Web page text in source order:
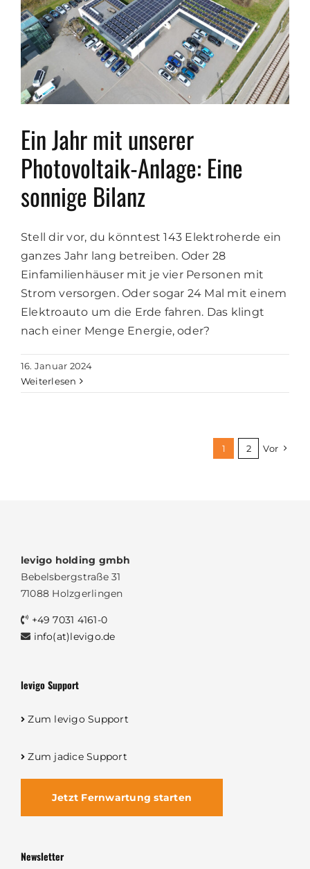
Ein Jahr mit unserer
Photovoltaik-Anlage: Eine
sonnige Bilanz
Stell dir vor, du könntest 143 Elektroherde ein
ganzes Jahr lang betreiben. Oder 28
Einfamilienhäuser mit je vier Personen mit
Strom versorgen. Oder sogar 24 Mal mit einem
Elektroauto um die Erde fahren. Das klingt
nach einer Menge Energie, oder?
16. Januar 2024
Weiterlesen
1 2 Vor
levigo holding gmbh
Bebelsbergstraße 31
71088 Holzgerlingen
+49 7031 4161-0
info(at)levigo.de
levigo Support
Zum levigo Support
Zum jadice Support
Jetzt Fernwartung starten
Newsletter